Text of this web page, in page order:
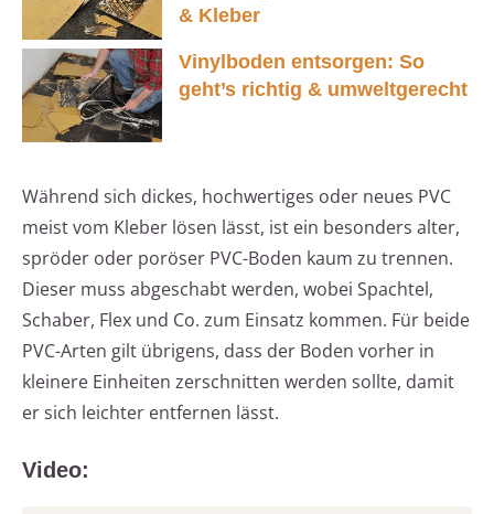
& Kleber
Vinylboden entsorgen: So
geht’s richtig & umweltgerecht
Während sich dickes, hochwertiges oder neues PVC
meist vom Kleber lösen lässt, ist ein besonders alter,
spröder oder poröser PVC-Boden kaum zu trennen.
Dieser muss abgeschabt werden, wobei Spachtel,
Schaber, Flex und Co. zum Einsatz kommen. Für beide
PVC-Arten gilt übrigens, dass der Boden vorher in
kleinere Einheiten zerschnitten werden sollte, damit
er sich leichter entfernen lässt.
Video: